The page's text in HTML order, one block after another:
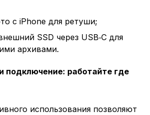
с iPhone для ретуши;
SSD через USB‑C для
архивами.
подключение: работайте где
использования позволяют